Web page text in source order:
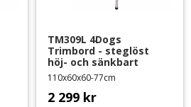
TM309L 4Dogs
Trimbord - steglöst
höj- och sänkbart
110x60x60-77cm
2 299 kr